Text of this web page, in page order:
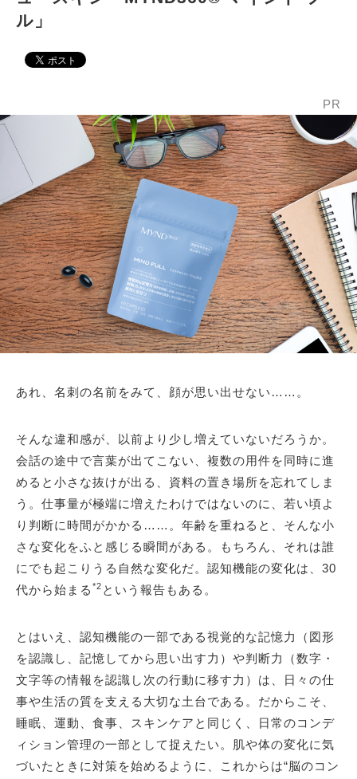
ル」
PR
あれ、名刺の名前をみて、顔が思い出せない……。
そんな違和感が、以前より少し増えていないだろうか。
会話の途中で言葉が出てこない、複数の用件を同時に進
めると小さな抜けが出る、資料の置き場所を忘れてしま
う。仕事量が極端に増えたわけではないのに、若い頃よ
り判断に時間がかかる……。年齢を重ねると、そんな小
さな変化をふと感じる瞬間がある。もちろん、それは誰
にでも起こりうる自然な変化だ。認知機能の変化は、30
代から始まる *2 という報告もある。
とはいえ、認知機能の一部である視覚的な記憶力（図形
を認識し、記憶してから思い出す力）や判断力（数字・
文字等の情報を認識し次の行動に移す力）は、日々の仕
事や生活の質を支える大切な土台である。だからこそ、
睡眠、運動、食事、スキンケアと同じく、日常のコンデ
ィション管理の一部として捉えたい。肌や体の変化に気
づいたときに対策を始めるように、これからは“脳のコン